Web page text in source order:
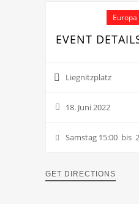
EVENT
Liegnitzplatz
18. Juni 2022
Samstag 15:00 bis
GET DIRECTIONS